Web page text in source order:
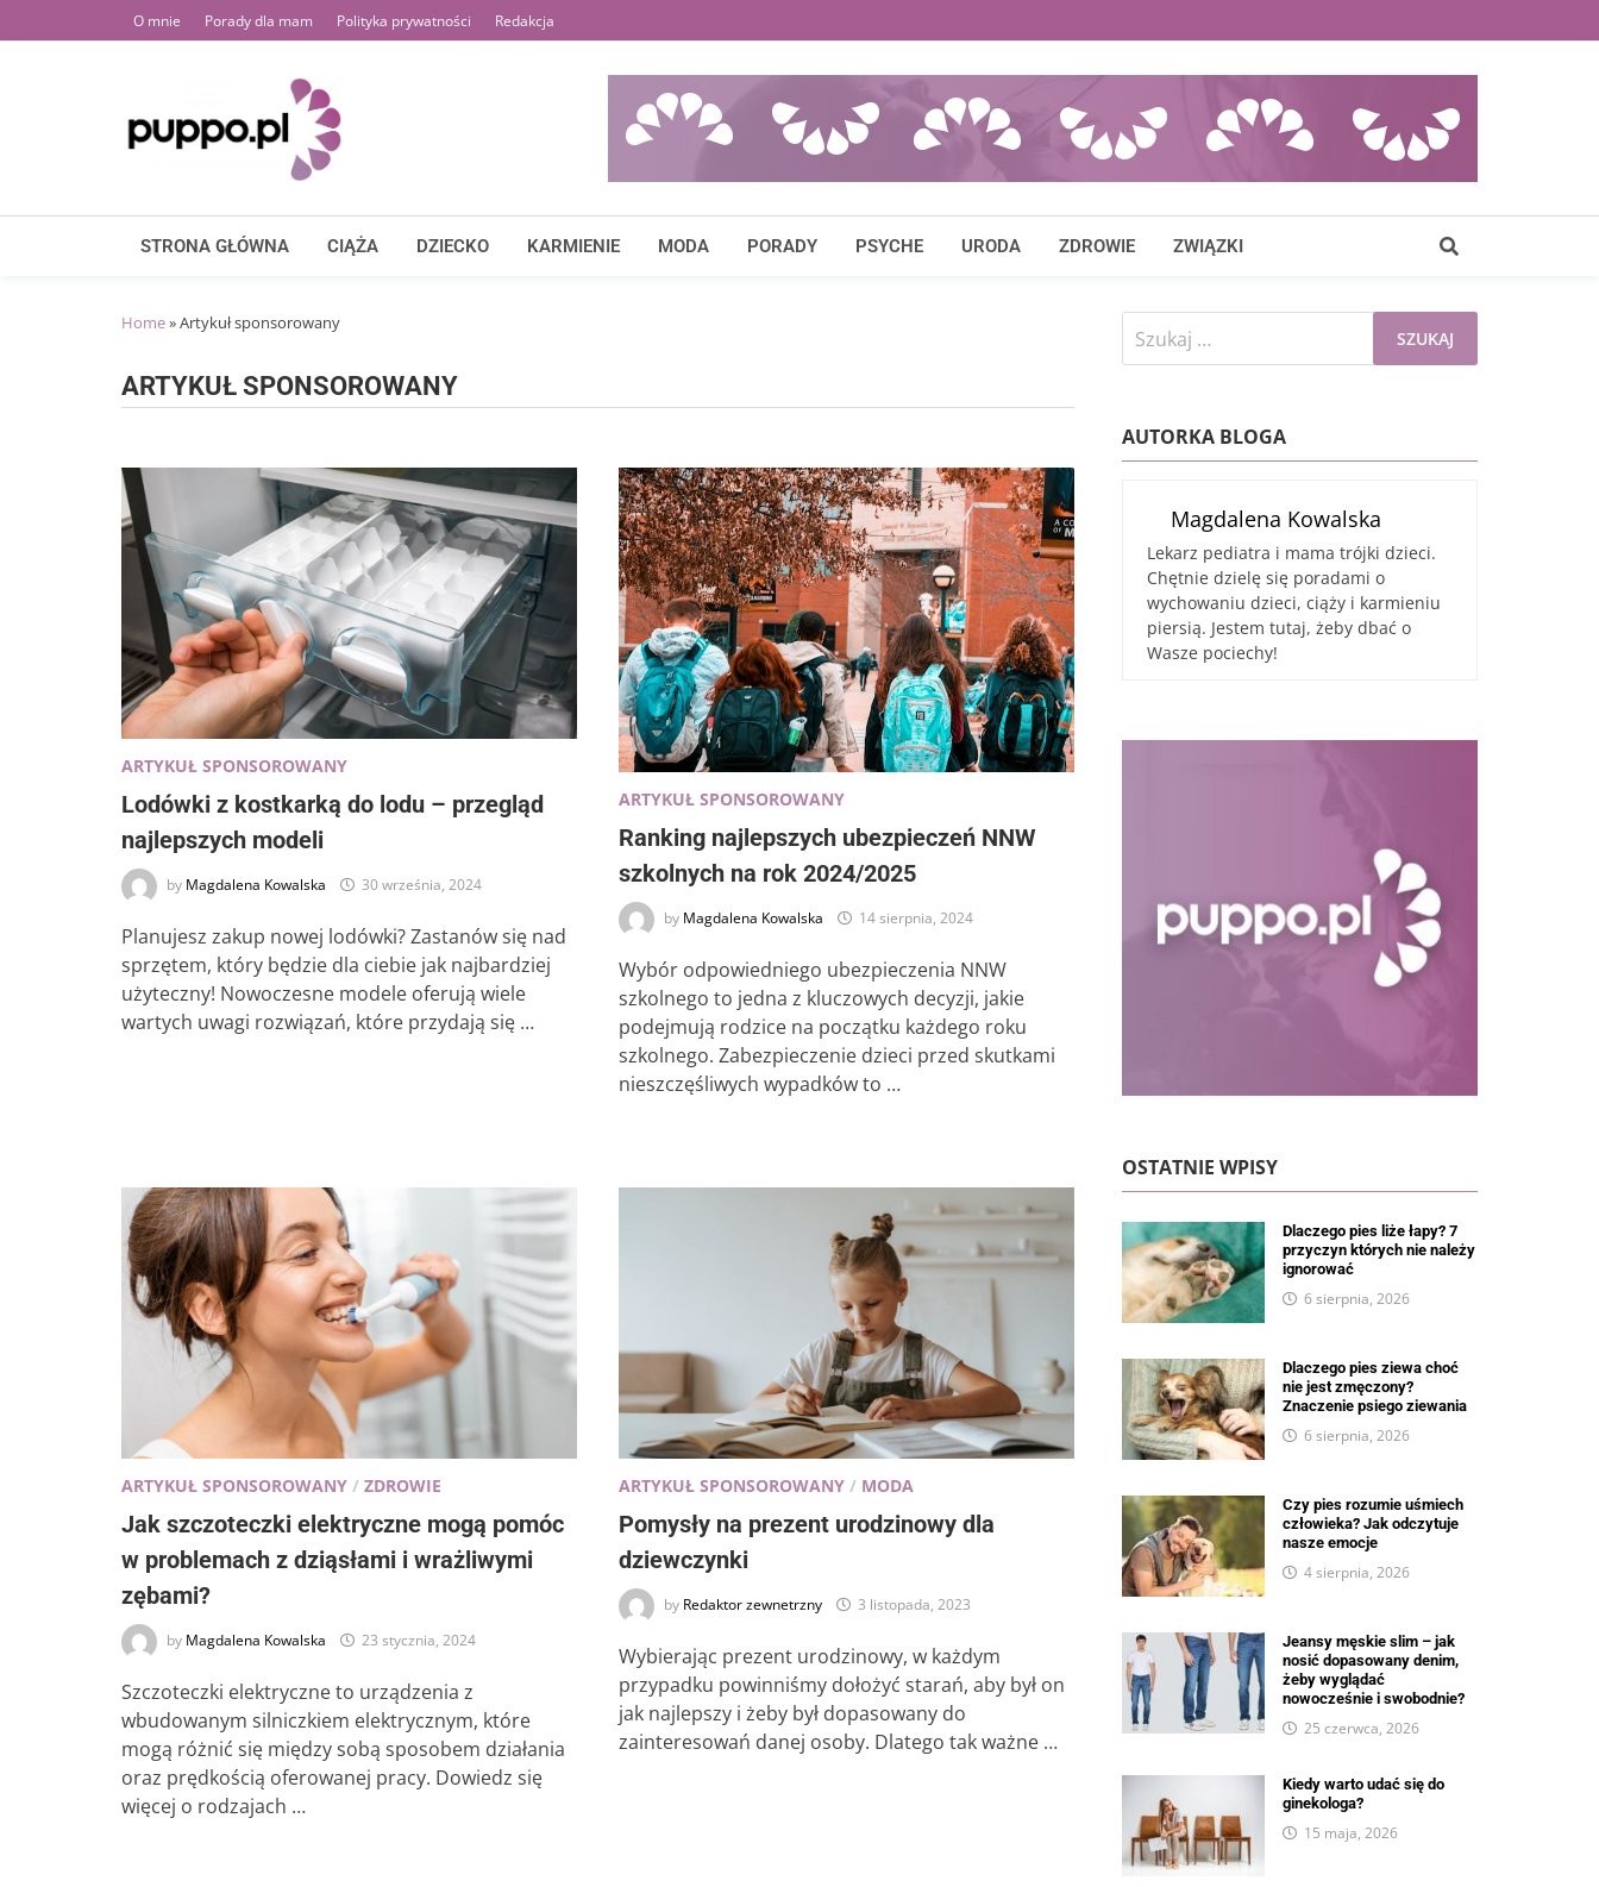
to
O mnie Porady dla mam Polityka prywatności Redakcja
STRONA GŁÓWNA CIĄŻA DZIECKO KARMIENIE MODA PORADY PSYCHE URODA ZDROWIE ZWIĄZKI
Home»Artykuł sponsorowany
ARTYKUŁ SPONSOROWANY
ARTYKUŁ SPONSOROWANY
Lodówki z kostkarką do lodu – przegląd
najlepszych modeli
by Magdalena Kowalska 30 września, 2024
Planujesz zakup nowej lodówki? Zastanów się nad
sprzętem, który będzie dla ciebie jak najbardziej
użyteczny! Nowoczesne modele oferują wiele
wartych uwagi rozwiązań, które przydają się …
ARTYKUŁ SPONSOROWANY
Ranking najlepszych ubezpieczeń NNW
szkolnych na rok 2024/2025
by Magdalena Kowalska 14 sierpnia, 2024
Wybór odpowiedniego ubezpieczenia NNW
szkolnego to jedna z kluczowych decyzji, jakie
podejmują rodzice na początku każdego roku
szkolnego. Zabezpieczenie dzieci przed skutkami
nieszczęśliwych wypadków to …
ARTYKUŁ SPONSOROWANY / ZDROWIE
Jak szczoteczki elektryczne mogą pomóc
w problemach z dziąsłami i wrażliwymi
zębami?
by Magdalena Kowalska 23 stycznia, 2024
Szczoteczki elektryczne to urządzenia z
wbudowanym silniczkiem elektrycznym, które
mogą różnić się między sobą sposobem działania
oraz prędkością oferowanej pracy. Dowiedz się
więcej o rodzajach …
ARTYKUŁ SPONSOROWANY/ MODA
Pomysły na prezent urodzinowy dla
dziewczynki
by Redaktor zewnetrzny 3 listopada, 2023
Wybierając prezent urodzinowy, w każdym
przypadku powinniśmy dołożyć starań, aby był on
jak najlepszy i żeby był dopasowany do
zainteresowań danej osoby. Dlatego tak ważne …
Szukaj:
AUTORKA BLOGA
Magdalena Kowalska
Lekarz pediatra i mama trójki dzieci.
Chętnie dzielę się poradami o
wychowaniu dzieci, ciąży i karmieniu
piersią. Jestem tutaj, żeby dbać o
Wasze pociechy!
OSTATNIE WPISY
Dlaczego pies liże łapy? 7
przyczyn których nie należy
ignorować
6 sierpnia, 2026
Dlaczego pies ziewa choć
nie jest zmęczony?
Znaczenie psiego ziewania
6 sierpnia, 2026
Czy pies rozumie uśmiech
człowieka? Jak odczytuje
nasze emocje
4 sierpnia, 2026
Jeansy męskie slim – jak
nosić dopasowany denim,
żeby wyglądać
nowocześnie i swobodnie?
25 czerwca, 2026
Kiedy warto udać się do
ginekologa?
15 maja, 2026